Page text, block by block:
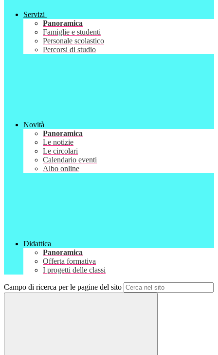
Servizi
Panoramica
Famiglie e studenti
Personale scolastico
Percorsi di studio
Novità
Panoramica
Le notizie
Le circolari
Calendario eventi
Albo online
Didattica
Panoramica
Offerta formativa
I progetti delle classi
Campo di ricerca per le pagine del sito